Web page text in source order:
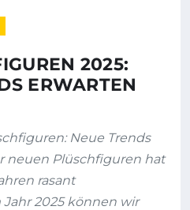
2025:
ERWARTEN
Neue Trends
neuen Plüschfiguren hat
rasant
2025 können wir